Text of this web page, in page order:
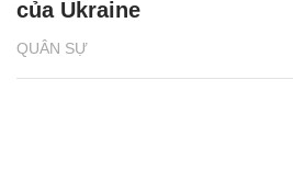
QUÂN SỰ
của Ukraine